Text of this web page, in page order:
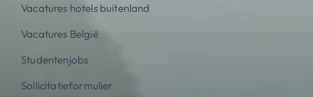
Vacatures hotels buitenland
Vacatures België
Studentenjobs
Sollicitatieformulier